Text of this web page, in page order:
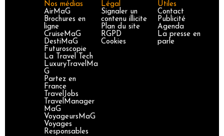
Nos médias
AirMaG
Brochures en
ligne
CruiseMaG
DestiMaG
Futuroscopie
La Travel Tech
LuxuryTravelMa
G
Partez en
France
TravelJobs
TravelManager
MaG
VoyageursMaG
Voyages
Responsables
Légal
Signaler un
contenu illicite
Plan du site
RGPD
Cookies
Utiles
Contact
Publicité
Agenda
La presse en
parle